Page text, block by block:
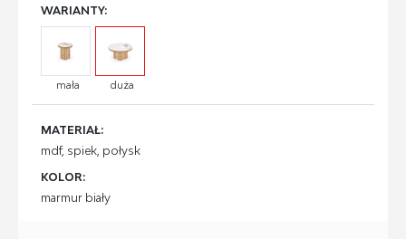
WARIANTY:
mała duża
MATERIAŁ:
mdf, spiek, połysk
KOLOR:
marmur biały